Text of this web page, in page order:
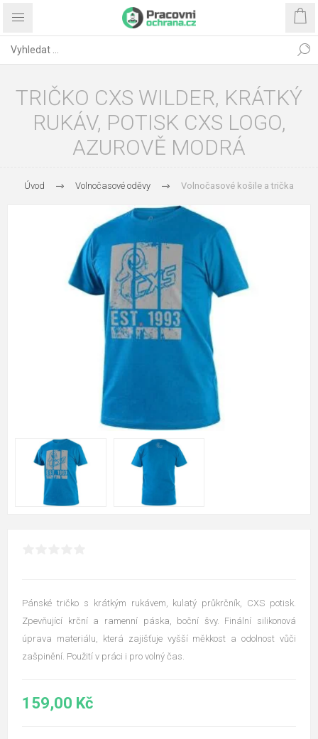
TRIČKO CXS WILDER, KRÁTKÝ
RUKÁV, POTISK CXS LOGO,
AZUROVĚ MODRÁ
Úvod Volnočasové oděvy Volnočasové košile a trička
Pánské tričko s krátkým rukávem, kulatý průkrčník, CXS potisk.
Zpevňující krční a ramenní páska, boční švy. Finální silikonová
úprava materiálu, která zajišťuje vyšší měkkost a odolnost vůči
zašpinění. Použití v práci i pro volný čas.
159,00 Kč